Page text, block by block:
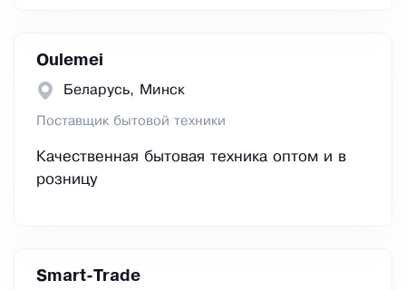
Oulemei
Беларусь, Минск
Поставщик бытовой техники
Качественная бытовая техника оптом и в
розницу
Smart-Trade